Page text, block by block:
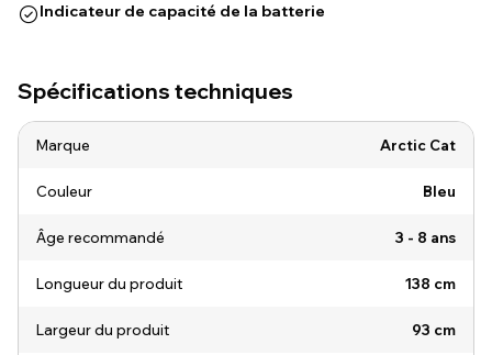
Indicateur de capacité de la batterie
Spécifications techniques
Marque Arctic Cat
Couleur Bleu
Âge recommandé 3 - 8 ans
Longueur du produit 138 cm
Largeur du produit 93 cm